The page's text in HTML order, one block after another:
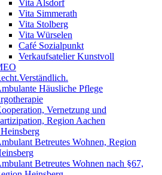
Vita Alsdorf
Vita Simmerath
Vita Stolberg
Vita Würselen
Café Sozialpunkt
Verkaufsatelier Kunstvoll
Häusliche Pflege
Vernetzung und
Region Aachen
Betreutes Wohnen, Region
Betreutes Wohnen nach §67,